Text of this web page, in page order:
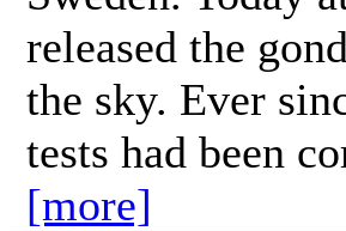
released the
the sky. Ever
tests had been
[more]